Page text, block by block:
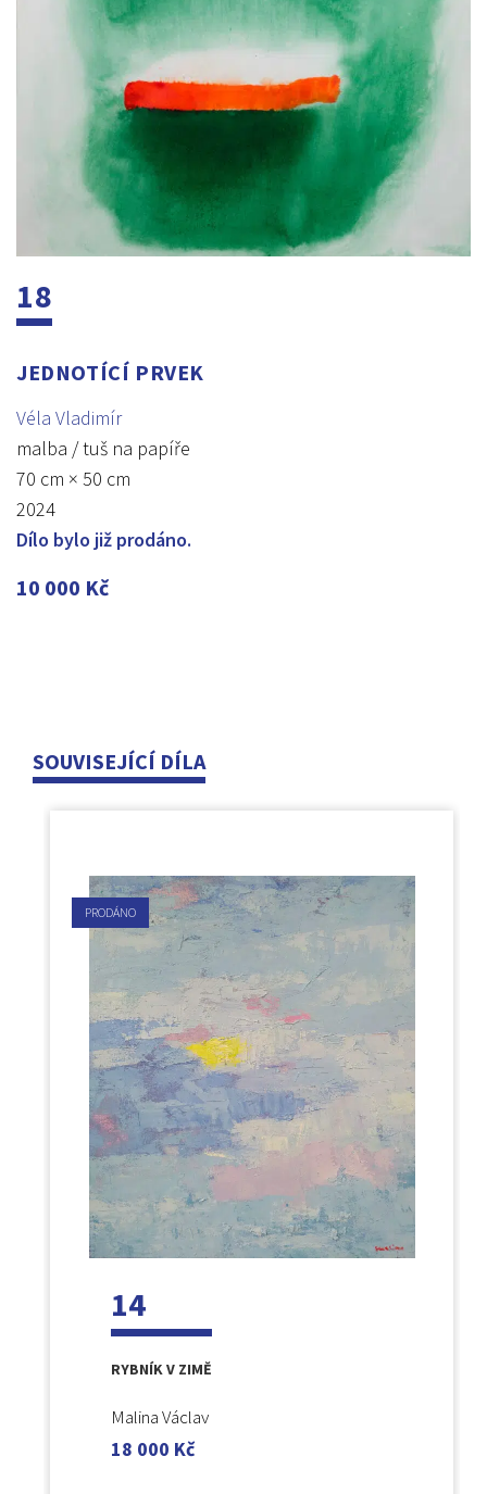
18
JEDNOTÍCÍ PRVEK
Véla Vladimír
malba / tuš na papíře
70 cm × 50 cm
2024
Dílo bylo již prodáno.
10 000 Kč
SOUVISEJÍCÍ DÍLA
PRODÁNO
14
RYBNÍK V ZIMĚ
Malina Václav
18 000 Kč